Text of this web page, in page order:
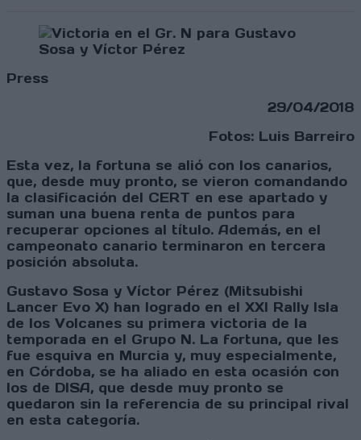
Press
29/04/2018
Fotos: Luis Barreiro
Esta vez, la fortuna se alió con los canarios,
que, desde muy pronto, se vieron comandando
la clasificación del CERT en ese apartado y
suman una buena renta de puntos para
recuperar opciones al título. Además, en el
campeonato canario terminaron en tercera
posición absoluta.
Gustavo Sosa y Víctor Pérez (Mitsubishi
Lancer Evo X) han logrado en el XXI Rally Isla
de los Volcanes su primera victoria de la
temporada en el Grupo N. La fortuna, que les
fue esquiva en Murcia y, muy especialmente,
en Córdoba, se ha aliado en esta ocasión con
los de DISA, que desde muy pronto se
quedaron sin la referencia de su principal rival
en esta categoría.